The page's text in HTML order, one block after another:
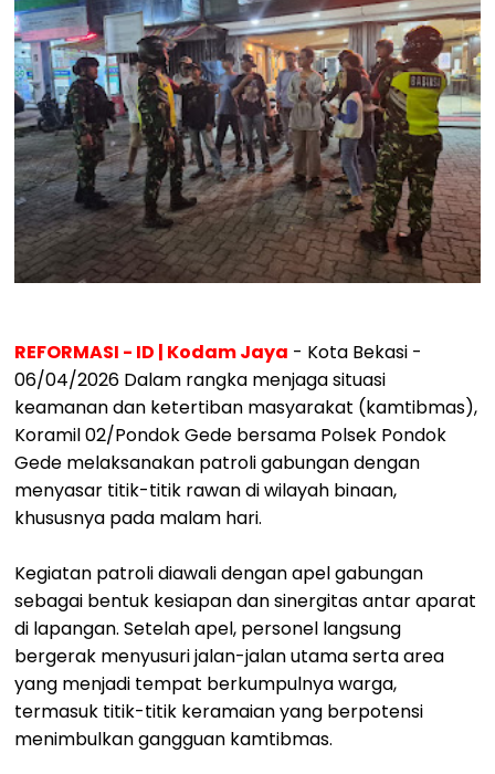
REFORMASI - ID | Kodam Jaya - Kota Bekasi -
06/04/2026 Dalam rangka menjaga situasi
keamanan dan ketertiban masyarakat (kamtibmas),
Koramil 02/Pondok Gede bersama Polsek Pondok
Gede melaksanakan patroli gabungan dengan
menyasar titik-titik rawan di wilayah binaan,
khususnya pada malam hari.
Kegiatan patroli diawali dengan apel gabungan
sebagai bentuk kesiapan dan sinergitas antar aparat
di lapangan. Setelah apel, personel langsung
bergerak menyusuri jalan-jalan utama serta area
yang menjadi tempat berkumpulnya warga,
termasuk titik-titik keramaian yang berpotensi
menimbulkan gangguan kamtibmas.